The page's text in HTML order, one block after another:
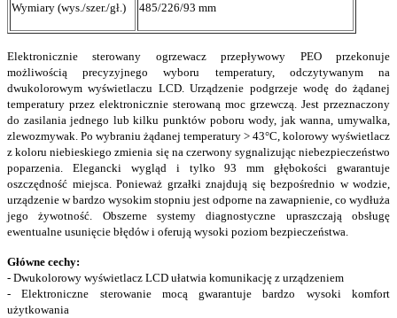
Wymiary (wys./szer./gł.) 485/226/93 mm
Elektronicznie sterowany ogrzewacz przepływowy PEO przekonuje
możliwością precyzyjnego wyboru temperatury, odczytywanym na
dwukolorowym wyświetlaczu LCD. Urządzenie podgrzeje wodę do żądanej
temperatury przez elektronicznie sterowaną moc grzewczą. Jest przeznaczony
do zasilania jednego lub kilku punktów poboru wody, jak wanna, umywalka,
zlewozmywak. Po wybraniu żądanej temperatury > 43°C, kolorowy wyświetlacz
z koloru niebieskiego zmienia się na czerwony sygnalizując niebezpieczeństwo
poparzenia. Elegancki wygląd i tylko 93 mm głębokości gwarantuje
oszczędność miejsca. Ponieważ grzałki znajdują się bezpośrednio w wodzie,
urządzenie w bardzo wysokim stopniu jest odporne na zawapnienie, co wydłuża
jego żywotność. Obszerne systemy diagnostyczne upraszczają obsługę
ewentualne usunięcie błędów i oferują wysoki poziom bezpieczeństwa.
Główne cechy:
- Dwukolorowy wyświetlacz LCD ułatwia komunikację z urządzeniem
- Elektroniczne sterowanie mocą gwarantuje bardzo wysoki komfort
użytkowania